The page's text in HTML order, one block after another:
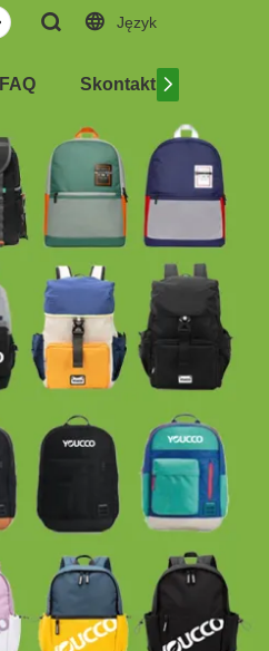
Język
FAQ Skontaktuj się z nami